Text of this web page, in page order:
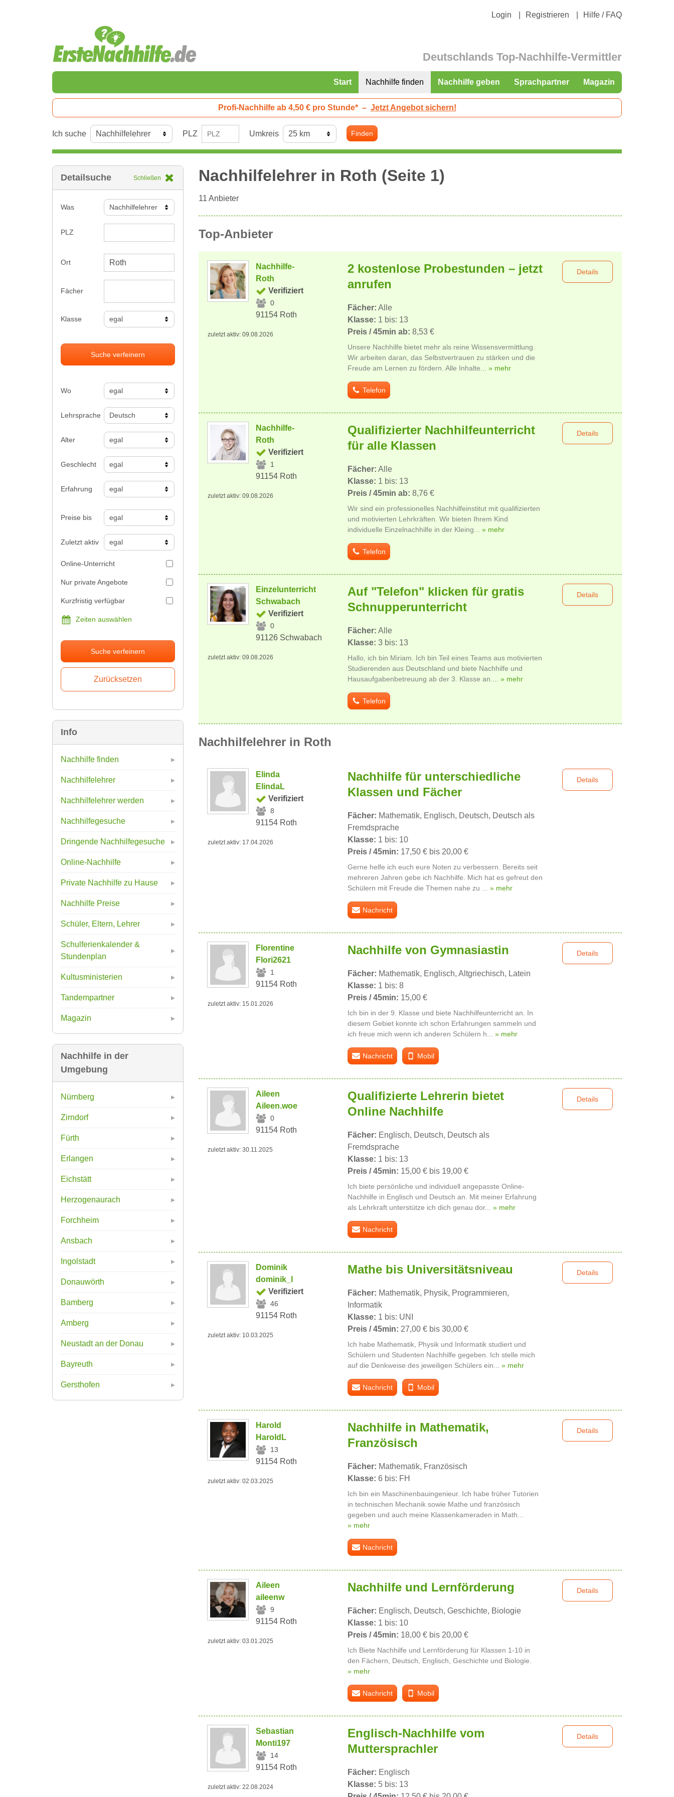
Login Registrieren Hilfe / FAQ
Deutschlands Top-Nachhilfe-Vermittler
Start Nachhilfe finden Nachhilfe geben Sprachpartner Magazin
Profi-Nachhilfe ab 4,50 € pro Stunde* – Jetzt Angebot sichern!
Ich suche PLZ Umkreis Finden
Detailsuche Schließen
Was
PLZ
Ort
Fächer
Klasse
Suche verfeinern
Wo
Lehrsprache
Alter
Geschlecht
Erfahrung
Preise bis
Zuletzt aktiv
Online-Unterricht
Nur private Angebote
Kurzfristig verfügbar
Zeiten auswählen
Suche verfeinern
Info
Nachhilfe finden
Nachhilfelehrer
Nachhilfelehrer werden
Nachhilfegesuche
Dringende Nachhilfegesuche
Online-Nachhilfe
Private Nachhilfe zu Hause
Nachhilfe Preise
Schüler, Eltern, Lehrer
Schulferienkalender &
Stundenplan
Kultusministerien
Tandempartner
Magazin
Nachhilfe in der
Umgebung
Nürnberg
Zirndorf
Fürth
Erlangen
Eichstätt
Herzogenaurach
Forchheim
Ansbach
Ingolstadt
Donauwörth
Bamberg
Amberg
Neustadt an der Donau
Bayreuth
Gersthofen
Nachhilfelehrer in Roth (Seite 1)
11 Anbieter
Top-Anbieter
Nachhilfe-
Roth
Verifiziert
0
91154 Roth
zuletzt aktiv: 09.08.2026
2 kostenlose Probestunden – jetzt
anrufen
Fächer: Alle
Klasse: 1 bis: 13
Preis / 45min ab: 8,53 €
Unsere Nachhilfe bietet mehr als reine Wissensvermittlung.
Wir arbeiten daran, das Selbstvertrauen zu stärken und die
Freude am Lernen zu fördern. Alle Inhalte... » mehr
Details
Telefon
Nachhilfe-
Roth
Verifiziert
1
91154 Roth
zuletzt aktiv: 09.08.2026
Qualifizierter Nachhilfeunterricht
für alle Klassen
Fächer: Alle
Klasse: 1 bis: 13
Preis / 45min ab: 8,76 €
Wir sind ein professionelles Nachhilfeinstitut mit qualifizierten
und motivierten Lehrkräften. Wir bieten Ihrem Kind
individuelle Einzelnachhilfe in der Kleing... » mehr
Details
Telefon
Einzelunterricht
Schwabach
Verifiziert
0
91126 Schwabach
zuletzt aktiv: 09.08.2026
Auf "Telefon" klicken für gratis
Schnupperunterricht
Fächer: Alle
Klasse: 3 bis: 13
Hallo, ich bin Miriam. Ich bin Teil eines Teams aus motivierten
Studierenden aus Deutschland und biete Nachhilfe und
Hausaufgabenbetreuung ab der 3. Klasse an.... » mehr
Details
Telefon
Nachhilfelehrer in Roth
Elinda
ElindaL
Verifiziert
8
91154 Roth
zuletzt aktiv: 17.04.2026
Nachhilfe für unterschiedliche
Klassen und Fächer
Fächer: Mathematik, Englisch, Deutsch, Deutsch als
Fremdsprache
Klasse: 1 bis: 10
Preis / 45min: 17,50 € bis 20,00 €
Gerne helfe ich euch eure Noten zu verbessern. Bereits seit
mehreren Jahren gebe ich Nachhilfe. Mich hat es gefreut den
Schülern mit Freude die Themen nahe zu ... » mehr
Details
Nachricht
Florentine
Flori2621
1
91154 Roth
zuletzt aktiv: 15.01.2026
Nachhilfe von Gymnasiastin
Fächer: Mathematik, Englisch, Altgriechisch, Latein
Klasse: 1 bis: 8
Preis / 45min: 15,00 €
Ich bin in der 9. Klasse und biete Nachhilfeunterricht an. In
diesem Gebiet konnte ich schon Erfahrungen sammeln und
ich freue mich wenn ich anderen Schülern h... » mehr
Details
Nachricht Mobil
Aileen
Aileen.woe
0
91154 Roth
zuletzt aktiv: 30.11.2025
Qualifizierte Lehrerin bietet
Online Nachhilfe
Fächer: Englisch, Deutsch, Deutsch als
Fremdsprache
Klasse: 1 bis: 13
Preis / 45min: 15,00 € bis 19,00 €
Ich biete persönliche und individuell angepasste Online-
Nachhilfe in Englisch und Deutsch an. Mit meiner Erfahrung
als Lehrkraft unterstütze ich dich genau dor... » mehr
Details
Nachricht
Dominik
dominik_l
Verifiziert
46
91154 Roth
zuletzt aktiv: 10.03.2025
Mathe bis Universitätsniveau
Fächer: Mathematik, Physik, Programmieren,
Informatik
Klasse: 1 bis: UNI
Preis / 45min: 27,00 € bis 30,00 €
Ich habe Mathematik, Physik und Informatik studiert und
Schülern und Studenten Nachhilfe gegeben. Ich stelle mich
auf die Denkweise des jeweiligen Schülers ein... » mehr
Details
Nachricht Mobil
Harold
HaroldL
13
91154 Roth
zuletzt aktiv: 02.03.2025
Nachhilfe in Mathematik,
Französisch
Fächer: Mathematik, Französisch
Klasse: 6 bis: FH
Ich bin ein Maschinenbauingenieur. Ich habe früher Tutorien
in technischen Mechanik sowie Mathe und französisch
gegeben und auch meine Klassenkameraden in Math...
» mehr
Details
Nachricht
Aileen
aileenw
9
91154 Roth
zuletzt aktiv: 03.01.2025
Nachhilfe und Lernförderung
Fächer: Englisch, Deutsch, Geschichte, Biologie
Klasse: 1 bis: 10
Preis / 45min: 18,00 € bis 20,00 €
Ich Biete Nachhilfe und Lernförderung für Klassen 1-10 in
den Fächern, Deutsch, Englisch, Geschichte und Biologie.
» mehr
Details
Nachricht Mobil
Sebastian
Monti197
14
91154 Roth
zuletzt aktiv: 22.08.2024
Englisch-Nachhilfe vom
Muttersprachler
Fächer: Englisch
Klasse: 5 bis: 13
Details